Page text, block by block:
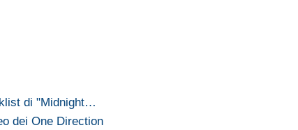
di "Midnight…
dei One Direction